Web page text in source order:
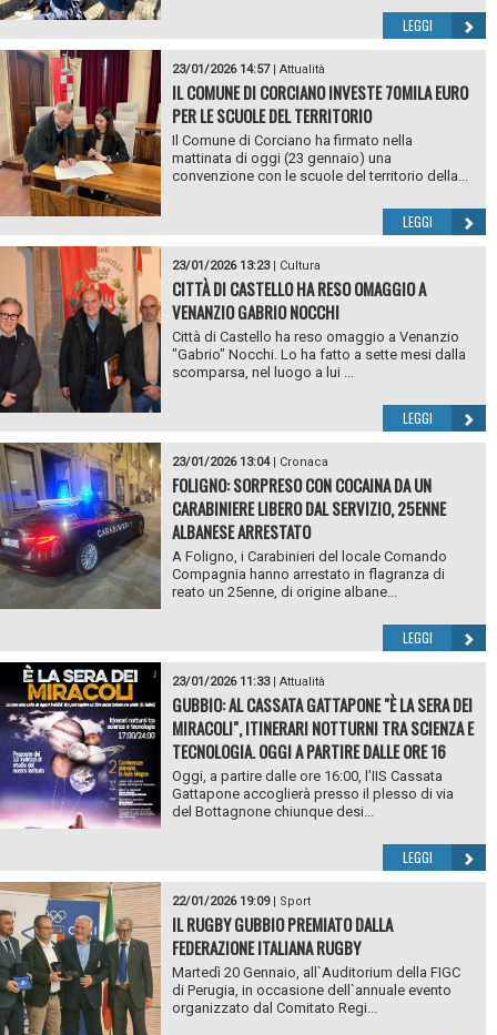
LEGGI
23/01/2026 14:57| Attualità
IL COMUNE DI CORCIANO INVESTE 70MILA EURO
PER LE SCUOLE DEL TERRITORIO
Il Comune di Corciano ha firmato nella
mattinata di oggi (23 gennaio) una
convenzione con le scuole del territorio della...
LEGGI
23/01/2026 13:23| Cultura
CITTÀ DI CASTELLO HA RESO OMAGGIO A
VENANZIO GABRIO NOCCHI
Città di Castello ha reso omaggio a Venanzio
"Gabrio" Nocchi. Lo ha fatto a sette mesi dalla
scomparsa, nel luogo a lui ...
LEGGI
23/01/2026 13:04| Cronaca
FOLIGNO: SORPRESO CON COCAINA DA UN
CARABINIERE LIBERO DAL SERVIZIO, 25ENNE
ALBANESE ARRESTATO
A Foligno, i Carabinieri del locale Comando
Compagnia hanno arrestato in flagranza di
reato un 25enne, di origine albane...
LEGGI
23/01/2026 11:33| Attualità
GUBBIO: AL CASSATA GATTAPONE "È LA SERA DEI
MIRACOLI", ITINERARI NOTTURNI TRA SCIENZA E
TECNOLOGIA. OGGI A PARTIRE DALLE ORE 16
Oggi, a partire dalle ore 16:00, l’IIS Cassata
Gattapone accoglierà presso il plesso di via
del Bottagnone chiunque desi...
LEGGI
22/01/2026 19:09| Sport
IL RUGBY GUBBIO PREMIATO DALLA
FEDERAZIONE ITALIANA RUGBY
Martedì 20 Gennaio, all`Auditorium della FIGC
di Perugia, in occasione dell`annuale evento
organizzato dal Comitato Regi...